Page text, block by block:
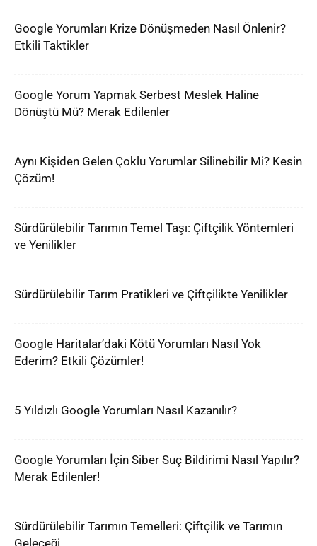
Google Yorumları Krize Dönüşmeden Nasıl Önlenir?
Etkili Taktikler
Google Yorum Yapmak Serbest Meslek Haline
Dönüştü Mü? Merak Edilenler
Aynı Kişiden Gelen Çoklu Yorumlar Silinebilir Mi? Kesin
Çözüm!
Sürdürülebilir Tarımın Temel Taşı: Çiftçilik Yöntemleri
ve Yenilikler
Sürdürülebilir Tarım Pratikleri ve Çiftçilikte Yenilikler
Google Haritalar’daki Kötü Yorumları Nasıl Yok
Ederim? Etkili Çözümler!
5 Yıldızlı Google Yorumları Nasıl Kazanılır?
Google Yorumları İçin Siber Suç Bildirimi Nasıl Yapılır?
Merak Edilenler!
Sürdürülebilir Tarımın Temelleri: Çiftçilik ve Tarımın
Geleceği